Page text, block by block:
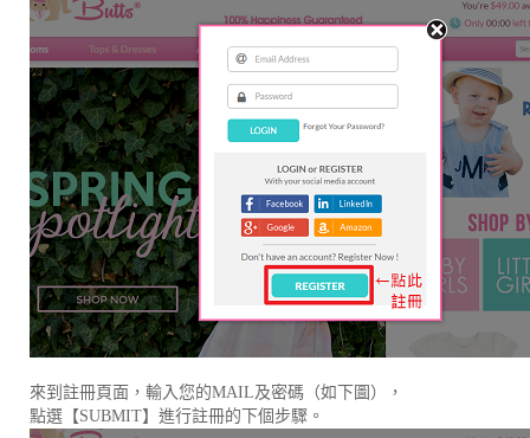
來到註冊頁面，輸入您的MAIL及密碼（如下圖），
點選【SUBMIT】進行註冊的下個步驟。